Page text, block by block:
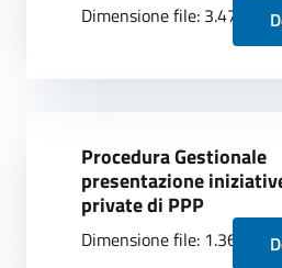
Dimensione file: 3.47 MB
Procedura Gestionale
presentazione
private di PPP
Dimensione file: 1.36 MB